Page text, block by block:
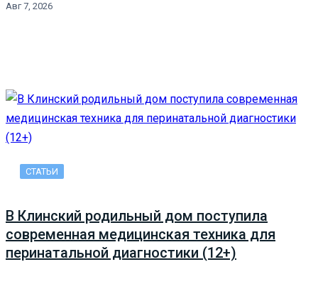
Авг 7, 2026
СТАТЬИ
В Клинский родильный дом поступила
современная медицинская техника для
перинатальной диагностики (12+)